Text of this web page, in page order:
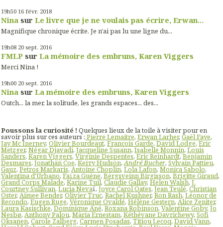
19h50 16 févr. 2018
Nina sur Le livre que je ne voulais pas écrire, Erwan...
Magnifique chronique écrite. Je n'ai pas lu une ligne du...
19h08 20 sept. 2016
FMLP sur La mémoire des embruns, Karen Viggers
Merci Nina !
19h00 20 sept. 2016
Nina sur La mémoire des embruns, Karen Viggers
Outch... la mer, la solitude, les grands espaces... des...
Poussons la curiosité ! Quelques lieux de la toile à visiter pour en
savoir plus sur ces auteurs : Pierre Lemaitre, Erwan Larher, Gaël Faye,
Jay Mc Inerney, Olivier Bourdeaut,François Garde,David Lodge,Eric
Metzger,Négar Djavadi,Jacqueline Susann,Isabelle Monnin,Louis
Sanders, Karen Viggers,Virginie Despentes,Eric Reinhardt,Benjamin
Desmares,Jonathan Coe,Kerry Hudson,André Bucher,Sylvain Pattieu,
Gauz,Petros Markaris,Antoine Choplin, Lola Lafon,Monica Sabolo,
Valentina d'Urbano,Faïza Guène,Bergsveinn Birgisson,Brigitte Giraud,
Grand Corps Malade,Karine Tuil,Claudie Gallay,Helen Walsh,J.
Courtney Sullivan,Lucia Nevaï,Joyce Carol Oates,Jean Teulé,Christian
Oster,Aimee Bender,Olivier Truc,Rachel Kushner, Ron Rash,Léonor de
Recondo,Eugen Ruge,Véronique Ovaldé,Hélène Gestern,Alice Zeniter,
Laura Kasischke,Dominique Ané,Roxana Robinson,Valentine Goby,Jo
Nesbø,Anthony Palou,Maria Ernestam,Kéthévane Davrichewy,Sofi
Oksanen,Carole Zalberg,Carmen Posadas,Titiou Lecoq,David Vann,